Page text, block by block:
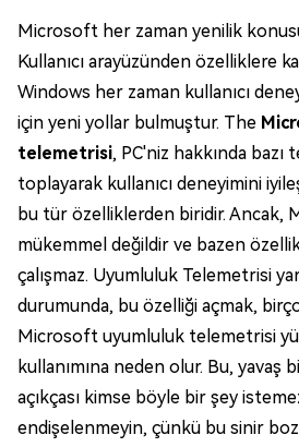
Microsoft her zaman yenilik
Kullanıcı arayüzünden özelliklere
Windows her zaman kullanıcı
için yeni yollar bulmuştur. The
telemetrisi, PC'niz hakkında bazı
toplayarak kullanıcı deneyimini
bu tür özelliklerden biridir. Ancak,
mükemmel değildir ve bazen
çalışmaz. Uyumluluk Telemetrisi
durumunda, bu özelliği açmak,
Microsoft uyumluluk telemetrisi
kullanımına neden olur. Bu, yavaş
açıkçası kimse böyle bir şey
endişelenmeyin, çünkü bu sinir